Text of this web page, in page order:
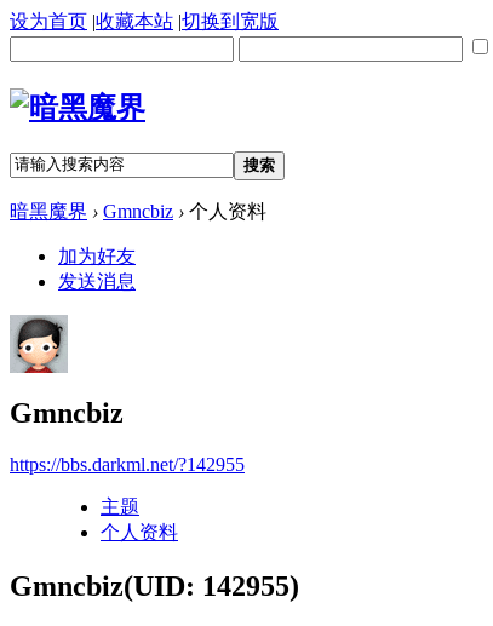
设为首页 |收藏本站 |切换到宽版
搜索
暗黑魔界 › Gmncbiz › 个人资料
加为好友
发送消息
Gmncbiz
https://bbs.darkml.net/?142955
主题
个人资料
Gmncbiz(UID: 142955)